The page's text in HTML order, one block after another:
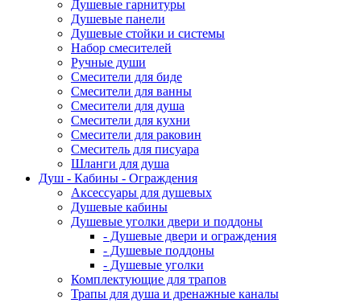
Душевые гарнитуры
Душевые панели
Душевые стойки и системы
Набор смесителей
Ручные души
Смесители для биде
Смесители для ванны
Смесители для душа
Смесители для кухни
Смесители для раковин
Смеситель для писуара
Шланги для душа
Душ - Кабины - Ограждения
Аксессуары для душевых
Душевые кабины
Душевые уголки двери и поддоны
- Душевые двери и ограждения
- Душевые поддоны
- Душевые уголки
Комплектующие для трапов
Трапы для душа и дренажные каналы